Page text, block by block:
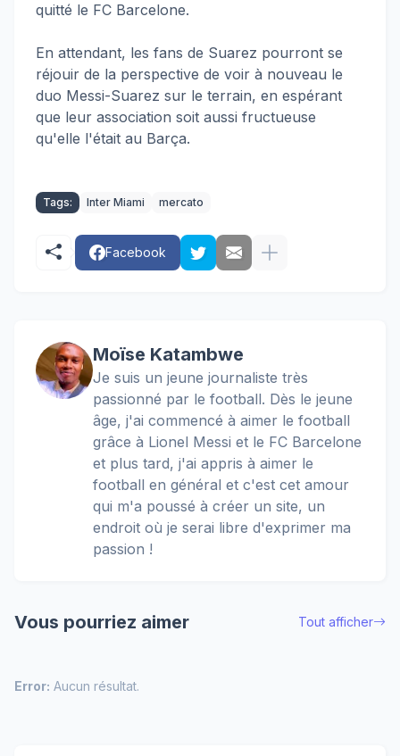
quitté le FC Barcelone.
En attendant, les fans de Suarez pourront se
réjouir de la perspective de voir à nouveau le
duo Messi-Suarez sur le terrain, en espérant
que leur association soit aussi fructueuse
qu'elle l'était au Barça.
Tags: Inter Miami mercato
Facebook
Moïse Katambwe
Je suis un jeune journaliste très
passionné par le football. Dès le jeune
âge, j'ai commencé à aimer le football
grâce à Lionel Messi et le FC Barcelone
et plus tard, j'ai appris à aimer le
football en général et c'est cet amour
qui m'a poussé à créer un site, un
endroit où je serai libre d'exprimer ma
passion !
Vous pourriez aimer Tout afficher
Error: Aucun résultat.